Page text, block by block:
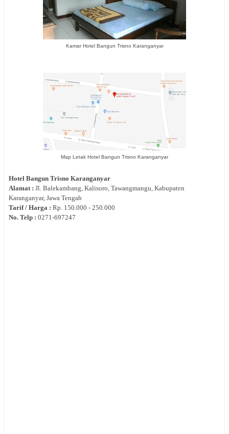
Kamar Hotel Bangun Trisno Karanganyar
Map Letak Hotel Bangun Trisno Karanganyar
Hotel Bangun Trisno Karanganyar
Alamat : Jl. Balekambang, Kalisoro, Tawangmangu, Kabupaten
Karanganyar, Jawa Tengah
Tarif / Harga : Rp. 150.000 - 250.000
No. Telp : 0271‐697247